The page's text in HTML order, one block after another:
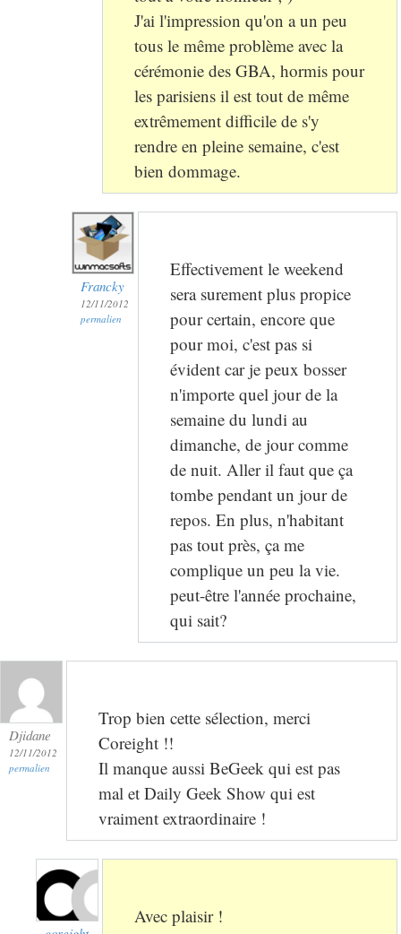
J'ai l'impression qu'on a un peu
tous le même problème avec la
cérémonie des GBA, hormis pour
les parisiens il est tout de même
extrêmement difficile de s'y
rendre en pleine semaine, c'est
bien dommage.
Francky
12/11/2012
permalien
Effectivement le weekend
sera surement plus propice
pour certain, encore que
pour moi, c'est pas si
évident car je peux bosser
n'importe quel jour de la
semaine du lundi au
dimanche, de jour comme
de nuit. Aller il faut que ça
tombe pendant un jour de
repos. En plus, n'habitant
pas tout près, ça me
complique un peu la vie.
peut-être l'année prochaine,
qui sait?
Djidane
12/11/2012
permalien
Trop bien cette sélection, merci
Coreight !!
Il manque aussi BeGeek qui est pas
mal et Daily Geek Show qui est
vraiment extraordinaire !
Avec plaisir !